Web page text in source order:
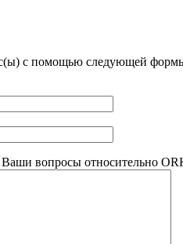
с помощью следующей
вопросы относительно